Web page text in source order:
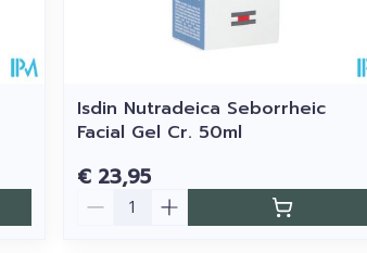
Isdin Nutradeica Seborrheic
Facial Gel Cr. 50ml
€ 23,95
Aantal